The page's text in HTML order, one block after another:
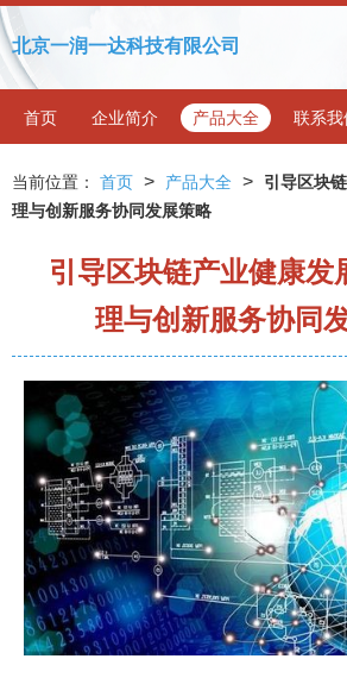
北京一润一达科技有限公司
首页 企业简介 产品大全 联系我
当前位置： 首页 > 产品大全 >
引导区块
理与创新服务协同发展策略
引导区块链产业健康发
理与创新服务协同